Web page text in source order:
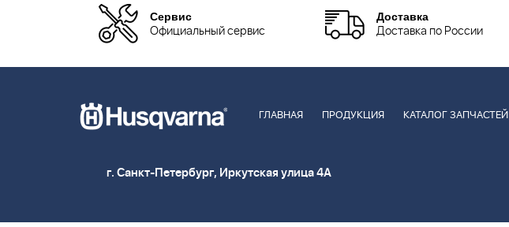
Сервис
Официальный сервис
Доставка
Доставка по России
ГЛАВНАЯ ПРОДУКЦИЯ КАТАЛОГ ЗАПЧАСТЕЙ
г. Санкт-Петербург, Иркутская улица 4А